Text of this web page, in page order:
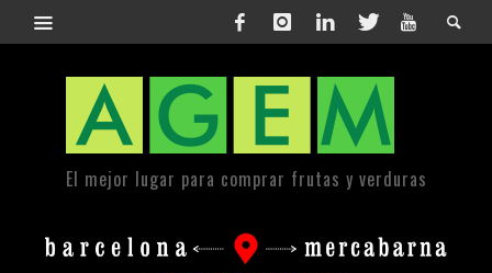
El mejor lugar para comprar frutas y verduras